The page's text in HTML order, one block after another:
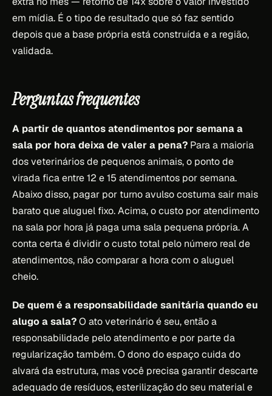
em mídia. É o tipo de resultado que só faz sentido
depois que a base própria está construída e a região,
validada.
Perguntas frequentes
A partir de quantos atendimentos por semana a
sala por hora deixa de valer a pena? Para a maioria
dos veterinários de pequenos animais, o ponto de
virada fica entre 12 e 15 atendimentos por semana.
Abaixo disso, pagar por turno avulso costuma sair mais
barato que aluguel fixo. Acima, o custo por atendimento
na sala por hora já paga uma sala pequena própria. A
conta certa é dividir o custo total pelo número real de
atendimentos, não comparar a hora com o aluguel
cheio.
De quem é a responsabilidade sanitária quando eu
alugo a sala?O ato veterinário é seu, então a
responsabilidade pelo atendimento e por parte da
regularização também. O dono do espaço cuida do
alvará da estrutura, mas você precisa garantir descarte
adequado de resíduos, esterilização do seu material e